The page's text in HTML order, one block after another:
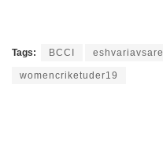
Tags: BCCI eshvariavsare
womencriketuder19